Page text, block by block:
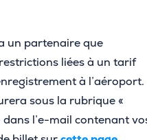
un partenaire que
liées à un tarif
à l’aéroport.
sous la rubrique «
l’e-mail contenant